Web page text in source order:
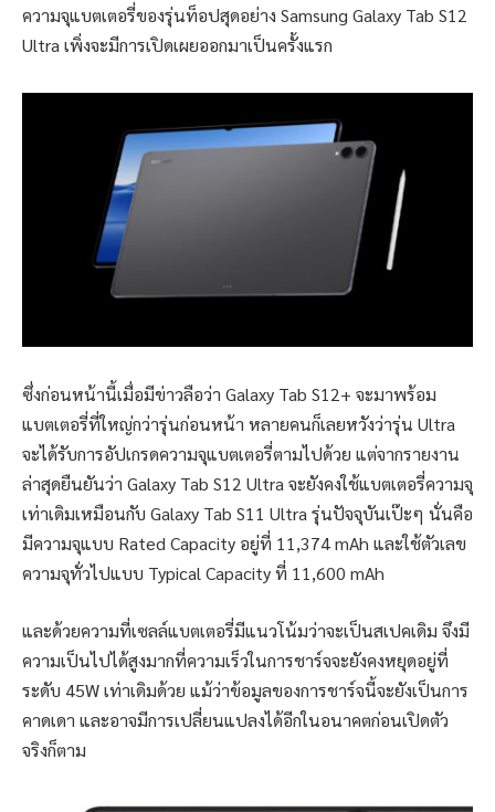
ความจุแบตเตอรี่ของรุ่นท็อปสุดอย่าง Samsung Galaxy Tab S12
Ultra เพิ่งจะมีการเปิดเผยออกมาเป็นครั้งแรก
ซึ่งก่อนหน้านี้เมื่อมีข่าวลือว่า Galaxy Tab S12+ จะมาพร้อม
แบตเตอรี่ที่ใหญ่กว่ารุ่นก่อนหน้า หลายคนก็เลยหวังว่ารุ่น Ultra
จะได้รับการอัปเกรดความจุแบตเตอรี่ตามไปด้วย แต่จากรายงาน
ล่าสุดยืนยันว่า Galaxy Tab S12 Ultra จะยังคงใช้แบตเตอรี่ความจุ
เท่าเดิมเหมือนกับ Galaxy Tab S11 Ultra รุ่นปัจจุบันเป๊ะๆ นั่นคือ
มีความจุแบบ Rated Capacity อยู่ที่ 11,374 mAh และใช้ตัวเลข
ความจุทั่วไปแบบ Typical Capacity ที่ 11,600 mAh
และด้วยความที่เซลล์แบตเตอรี่มีแนวโน้มว่าจะเป็นสเปคเดิม จึงมี
ความเป็นไปได้สูงมากที่ความเร็วในการชาร์จจะยังคงหยุดอยู่ที่
ระดับ 45W เท่าเดิมด้วย แม้ว่าข้อมูลของการชาร์จนี้จะยังเป็นการ
คาดเดา และอาจมีการเปลี่ยนแปลงได้อีกในอนาคตก่อนเปิดตัว
จริงก็ตาม